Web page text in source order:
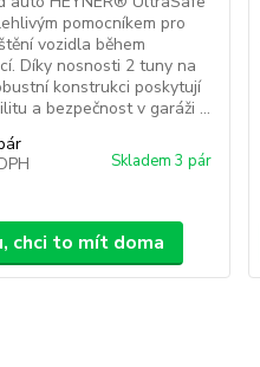
pomocníkem pro
vozidla během
Díky nosnosti 2 tuny na
konstrukci poskytují
a bezpečnost v garáži ...
Skladem 3 pár
chci to mít doma